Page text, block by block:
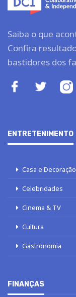
Saiba o que
Confira
bastidores dos
ENTRETENIMENTO
Casa e Decoração
Celebridades
Cinema & TV
Cultura
Gastronomia
FINANÇAS